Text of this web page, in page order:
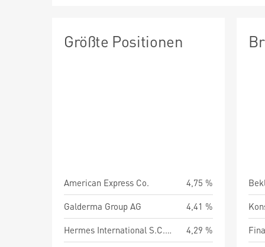
Größte Positionen
American Express Co.
4,75 %
Galderma Group AG
4,41 %
Hermes International S.C.A.
4,29 %